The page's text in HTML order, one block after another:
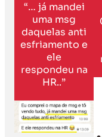
“… já mandei
uma msg
daquelas anti
esfriamento e
ele
respondeu na
HR..”